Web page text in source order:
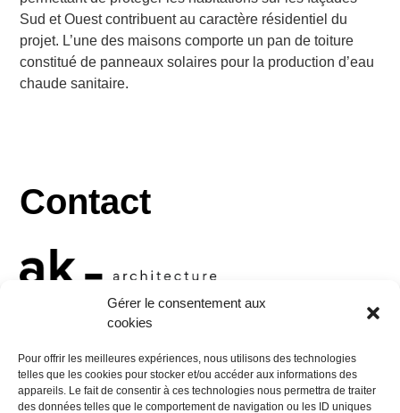
Gérer le consentement aux
cookies
Pour offrir les meilleures expériences, nous utilisons des technologies
telles que les cookies pour stocker et/ou accéder aux informations des
appareils. Le fait de consentir à ces technologies nous permettra de traiter
des données telles que le comportement de navigation ou les ID uniques
Sud et Ouest contribuent au caractère résidentiel du
projet. L’une des maisons comporte un pan de toiture
constitué de panneaux solaires pour la production d’eau
chaude sanitaire.
Contact
10 rue Georges Jacquet
38000 Grenoble
Tel :+33 (0)4 76 47 34 24